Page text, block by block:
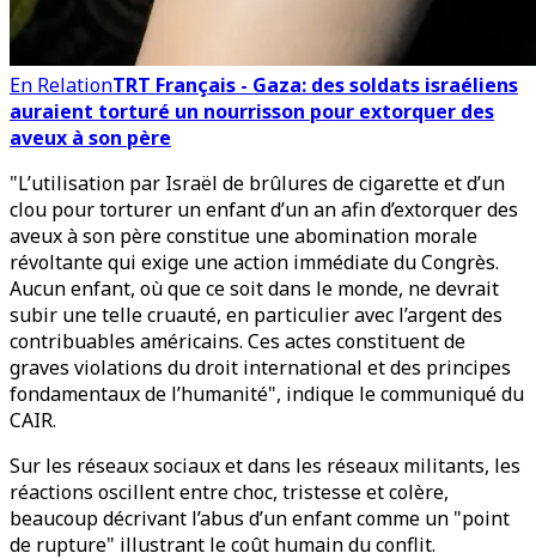
En RelationTRT Français - Gaza: des soldats israéliens
auraient torturé un nourrisson pour extorquer des
aveux à son père
"L’utilisation par Israël de brûlures de cigarette et d’un
clou pour torturer un enfant d’un an afin d’extorquer des
aveux à son père constitue une abomination morale
révoltante qui exige une action immédiate du Congrès.
Aucun enfant, où que ce soit dans le monde, ne devrait
subir une telle cruauté, en particulier avec l’argent des
contribuables américains. Ces actes constituent de
graves violations du droit international et des principes
fondamentaux de l’humanité", indique le communiqué du
CAIR.
Sur les réseaux sociaux et dans les réseaux militants, les
réactions oscillent entre choc, tristesse et colère,
beaucoup décrivant l’abus d’un enfant comme un "point
de rupture" illustrant le coût humain du conflit.